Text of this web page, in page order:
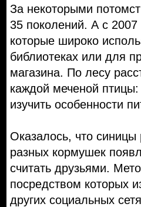
За некоторыми
35 поколений. А с
которые широко
библиотеках или для
магазина. По лесу
каждой меченой
изучить особенности
Оказалось, что
разных кормушек
считать друзьями.
посредством которых
других социальных